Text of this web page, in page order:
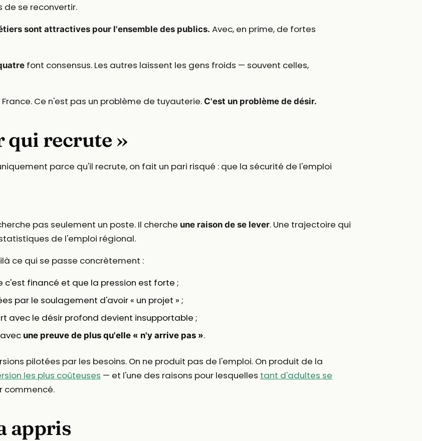
se reconvertir.
sont attractives pour l'ensemble des publics. Avec, en prime, de fortes
font consensus. Les autres laissent les gens froids — souvent celles,
Ce n'est pas un problème de tuyauterie. C'est un problème de désir.
qui recrute »
parce qu'il recrute, on fait un pari risqué : que la sécurité de l'emploi
pas seulement un poste. Il cherche une raison de se lever. Une trajectoire qui
de l'emploi régional.
ce qui se passe concrètement :
financé et que la pression est forte ;
par le soulagement d'avoir « un projet » ;
avec le désir profond devient insupportable ;
une preuve de plus qu'elle « n'y arrive pas ».
pilotées par les besoins. On ne produit pas de l'emploi. On produit de la
les plus coûteuses — et l'une des raisons pour lesquelles tant d'adultes se
commencé.
appris